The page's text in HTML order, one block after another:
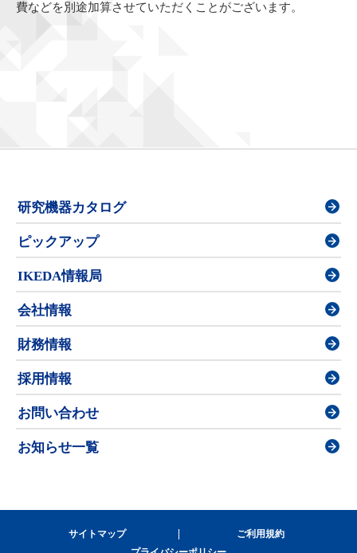
費などを別途加算させていただくことがございます。
研究機器カタログ
ピックアップ
IKEDA情報局
会社情報
財務情報
採用情報
お問い合わせ
お知らせ一覧
サイトマップ
ご利用規約